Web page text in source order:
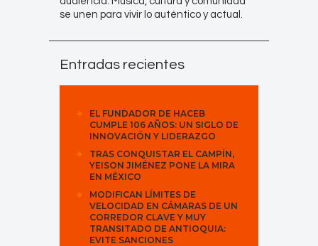
se unen para vivir lo auténtico y actual.
Entradas recientes
EL FUNDADOR DE HACEB
CUMPLE 106 AÑOS: UN SIGLO DE
INNOVACIÓN Y LIDERAZGO
TRAS CONQUISTAR EL CAMPÍN,
YEISON JIMÉNEZ PONE LA MIRA
EN MÉXICO
MODIFICAN LÍMITES DE
VELOCIDAD EN CÁMARAS DE UN
CORREDOR CLAVE Y MUY
TRANSITADO DE ANTIOQUIA:
EVITE SANCIONES